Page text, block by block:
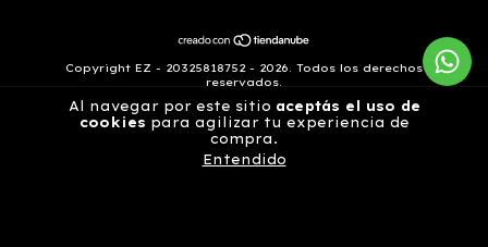
Al navegar por este sitio aceptás el uso de
cookies para agilizar tu experiencia de
compra.
Entendido
Copyright EZ - 20325818752 - 2026. Todos los derechos
reservados.
Defensa de las y los consumidores. Para reclamos
ingresá acá.
Botón de arrepentimiento